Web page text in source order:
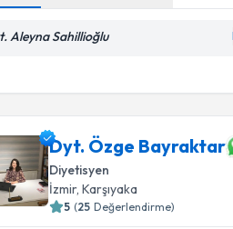
Aleyna Sahillioğlu
Dyt. Özge Bayraktar
Diyetisyen
İzmir, Karşıyaka
5 (25 Değerlendirme)